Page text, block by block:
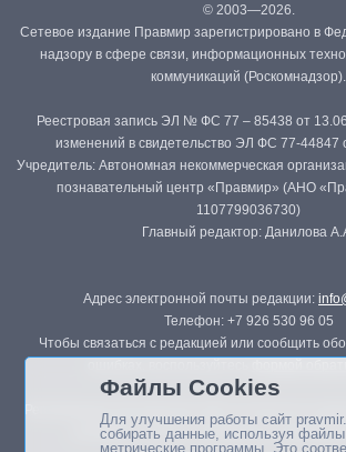
© 2003—2026.
Сетевое издание Правмир зарегистрировано в
надзору в сфере связи, информационных
коммуникаций (Роскомнадзор).
Реестровая запись ЭЛ № ФС 77 – 85438 от
изменений в свидетельство ЭЛ ФС 77-44847
Учредитель: Автономная некоммерческая
познавательный центр «Правмир» (АНО
1107799036730)
Главный редактор: Данилова
Адрес электронной почты редакции:
Телефон: +7 926 530 96 05
Чтобы связаться с редакцией или сообщить
Републикация материалов сайта в печатных
возможна только с письменного
Файлы Cookies
Для улучшения работы сайт
собирать данные, используя
метрические программы. Это